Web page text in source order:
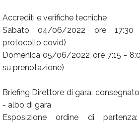
Accrediti e verifiche tecniche
Sabato 04/06/2022 ore 17:30
protocollo covid)
Domenica 05/06/2022 ore 7:15 -
su prenotazione)
Briefing Direttore di gara:
- albo di gara
Esposizione ordine di